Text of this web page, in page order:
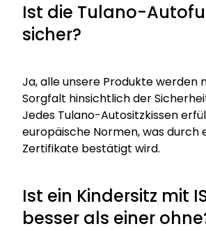
Ist die Tulano-
sicher?
Ja, alle unsere Produkte werden
Sorgfalt hinsichtlich der
Jedes Tulano-Autositzkissen
europäische Normen, was
Zertifikate bestätigt wird.
Ist ein Kindersitz mit
besser als einer